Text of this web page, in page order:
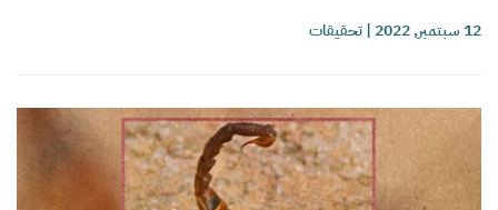
12 سبتمبر, 2022 |تحقيقات